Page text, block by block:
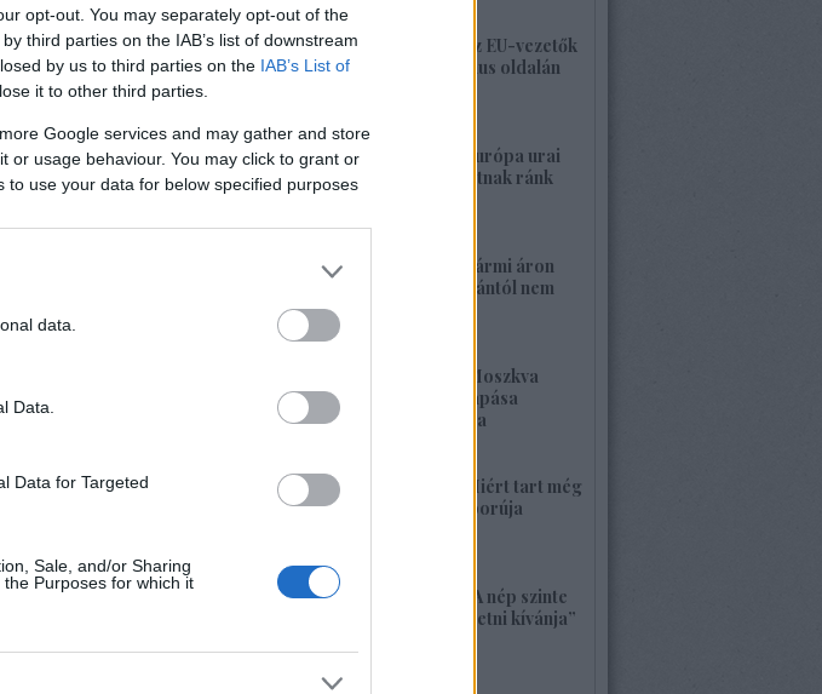
opt-out. You may separately opt-out of the
third parties on the IAB’s list of downstream
by us to third parties on the IAB’s List of
it to other third parties.
Google services and may gather and store
or usage behaviour. You may click to grant or
use your data for below specified purposes
data.
Data.
Data for Targeted
Sale, and/or Sharing
Purposes for which it
1423. BEKIÁLTÁS: Az EU-vezetők
a banderista-fasizmus oldalán
1422. BEKIÁLTÁS: Európa urai
nagy háborút hozhatnak ránk
1421. BEKIÁLTÁS: Bármi áron
megszabadulni Orbántól nem
kell félnetek jó lesz!
2026. május 25. 19:37
1420. BEKIÁLTÁS: Moszkva
nagyerejű válaszcsapása
ukrajnai célpontokra
1419. BEKIÁLTÁS: Miért tart még
sokáig a Nyugat háborúja
1418. BEKIÁLTÁS: „A nép szinte
bárkit követ, aki vezetni kívánja”